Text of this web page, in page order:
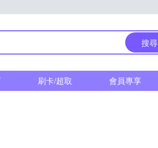
搜尋
刷卡/超取 會員專享